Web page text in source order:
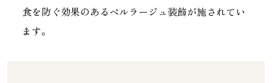
食を防ぐ効果のあるペルラージュ装飾が施されてい
ます。